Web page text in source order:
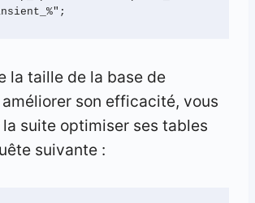
la taille de la base de
son efficacité, vous
suite optimiser ses tables
suivante :